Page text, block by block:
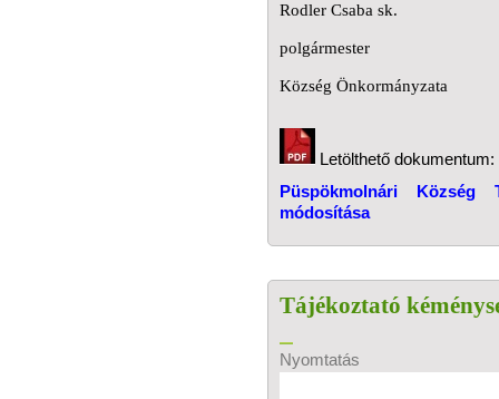
Rodler Csaba sk.
polgármester
Község Önkormányzata
Letölthető dokumentum:
Püspökmolnári Község
módosítása
Tájékoztató
Nyomtatás